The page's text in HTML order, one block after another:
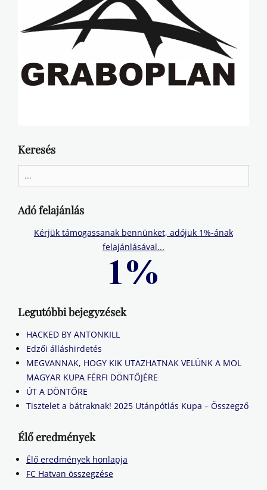
Keresés
for:
Adó felajánlás
Kérjük támogassanak bennünket, adójuk 1%-ának
felajánlásával...
Legutóbbi bejegyzések
HACKED BY ANTONKILL
Edzői álláshirdetés
MEGVANNAK, HOGY KIK UTAZHATNAK VELÜNK A MOL
MAGYAR KUPA FÉRFI DÖNTŐJÉRE
ÚT A DÖNTŐRE
Tisztelet a bátraknak! 2025 Utánpótlás Kupa – Összegző
Élő eredmények
Élő eredmények honlapja
FC Hatvan összegzése